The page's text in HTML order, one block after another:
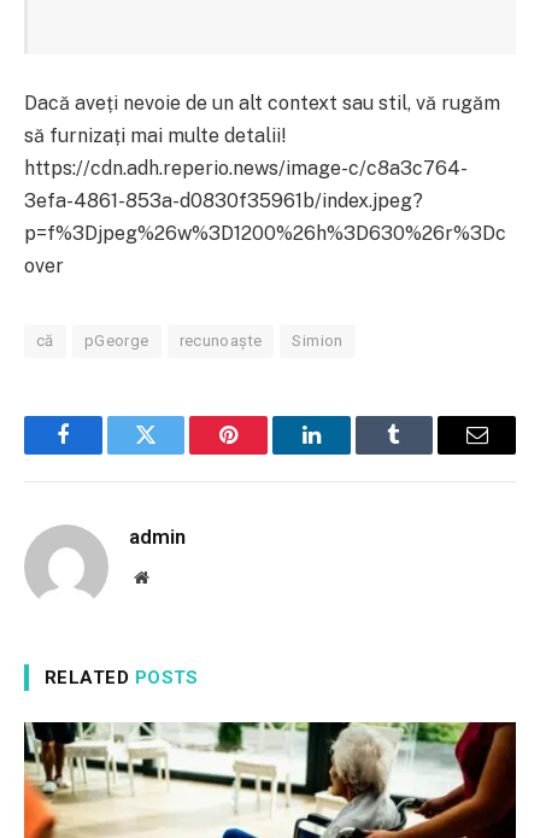
Dacă aveți nevoie de un alt context sau stil, vă rugăm
să furnizați mai multe detalii!
https://cdn.adh.reperio.news/image-c/c8a3c764-
3efa-4861-853a-d0830f35961b/index.jpeg?
p=f%3Djpeg%26w%3D1200%26h%3D630%26r%3Dc
over
că pGeorge recunoaște Simion
FacebookTwitter Pinterest LinkedInTumblr Email
admin
Website
RELATED POSTS